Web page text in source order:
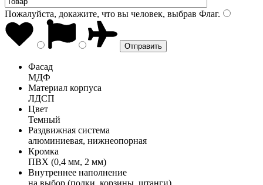
Пожалуйста, докажите, что вы человек, выбрав Флаг.
Фасад
МДФ
Материал корпуса
ЛДСП
Цвет
Темный
Раздвижная система
алюминиевая, нижнеопорная
Кромка
ПВХ (0,4 мм, 2 мм)
Внутреннее наполнение
на выбор (полки, корзины, штанги)